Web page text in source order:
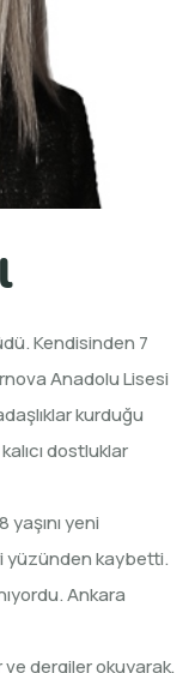
Kendisinden 7
Anadolu Lisesi
kurduğu
dostluklar
yeni
yüzünden kaybetti.
Ankara
dergiler okuyarak,